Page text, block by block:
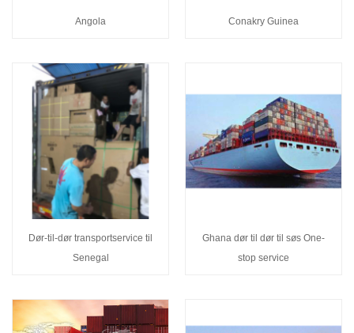
Angola Conakry Guinea
Dør-til-dør transportservice til
Senegal
Ghana dør til dør til søs One-
stop service